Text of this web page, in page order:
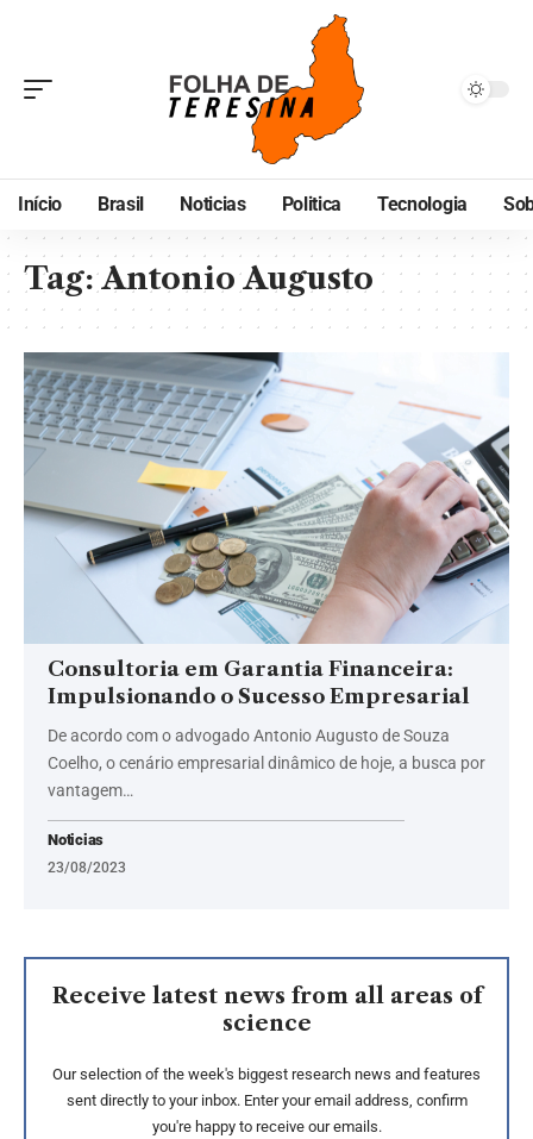
Início Brasil Noticias Politica Tecnologia
Tag:Antonio Augusto
Consultoria em Garantia Financeira:
Impulsionando o Sucesso Empresarial
De acordo com o advogado Antonio Augusto de Souza
Coelho, o cenário empresarial dinâmico de hoje, a busca por
vantagem…
Noticias
23/08/2023
Receive latest news from all areas of
science
Our selection of the week's biggest research news and features
sent directly to your inbox. Enter your email address, confirm
you're happy to receive our emails.